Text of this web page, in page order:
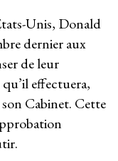
Unis, Donald
dernier aux
de leur
effectuera,
Cabinet. Cette